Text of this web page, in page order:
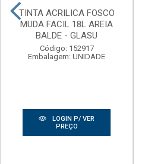
TINTA ACRILICA FOSCO
MUDA FACIL 18L AREIA
BALDE - GLASU
Código: 152917
Embalagem: UNIDADE
LOGIN P/ VER
PREÇO